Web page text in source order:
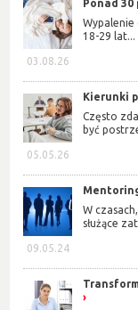
03.08.26
Ponad 30
Wypalenie
18-29 lat...
05.05.26
Kierunki
Często
być
09.05.24
W
służące